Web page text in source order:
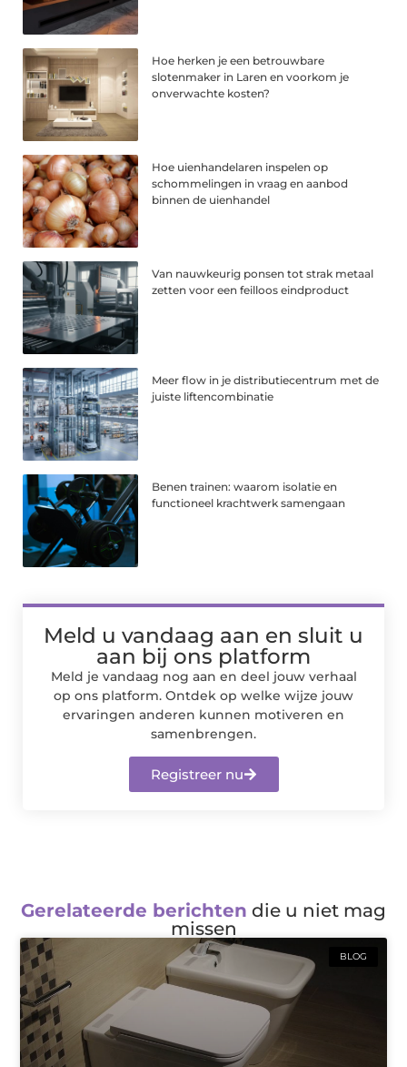
Hoe herken je een betrouwbare
slotenmaker in Laren en voorkom je
onverwachte kosten?
Hoe uienhandelaren inspelen op
schommelingen in vraag en aanbod
binnen de uienhandel
Van nauwkeurig ponsen tot strak metaal
zetten voor een feilloos eindproduct
Meer flow in je distributiecentrum met de
juiste liftencombinatie
Benen trainen: waarom isolatie en
functioneel krachtwerk samengaan
Meld u vandaag aan en sluit u
aan bij ons platform
Meld je vandaag nog aan en deel jouw verhaal
op ons platform. Ontdek op welke wijze jouw
ervaringen anderen kunnen motiveren en
samenbrengen.
Registreer nu
Gerelateerde berichten die u niet mag
missen
BLOG